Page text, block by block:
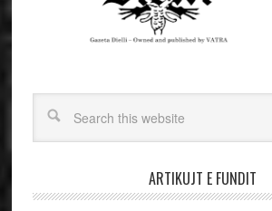
ARTIKUJT E FUNDIT